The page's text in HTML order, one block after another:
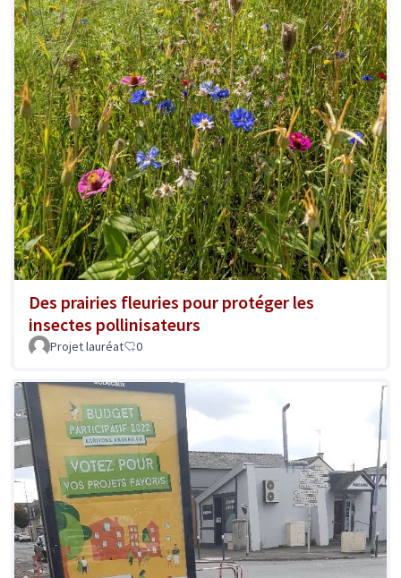
Des prairies fleuries pour protéger les
insectes pollinisateurs
Projet lauréat 0